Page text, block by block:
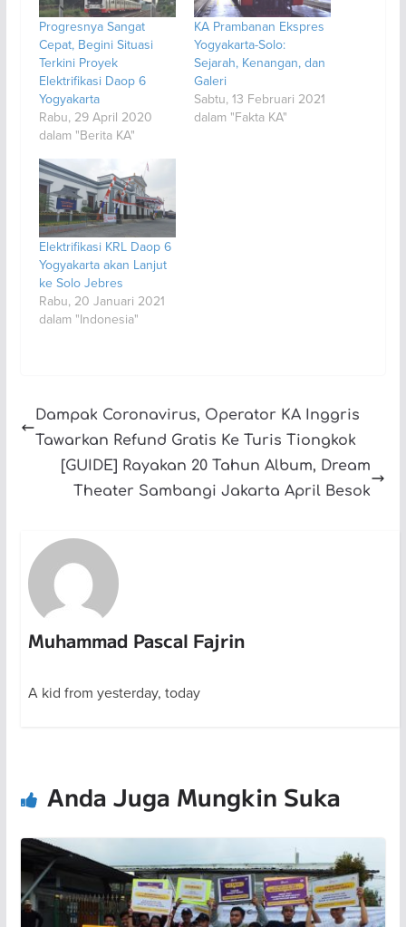
Progresnya Sangat
Cepat, Begini Situasi
Terkini Proyek
Elektrifikasi Daop 6
Yogyakarta
Rabu, 29 April 2020
dalam "Berita KA"
KA Prambanan Ekspres
Yogyakarta-Solo:
Sejarah, Kenangan, dan
Galeri
Sabtu, 13 Februari 2021
dalam "Fakta KA"
Elektrifikasi KRL Daop 6
Yogyakarta akan Lanjut
ke Solo Jebres
Rabu, 20 Januari 2021
dalam "Indonesia"
Dampak Coronavirus, Operator KA Inggris
Tawarkan Refund Gratis Ke Turis Tiongkok
[GUIDE] Rayakan 20 Tahun Album, Dream
Theater Sambangi Jakarta April Besok
Muhammad Pascal Fajrin
A kid from yesterday, today
Anda Juga Mungkin Suka